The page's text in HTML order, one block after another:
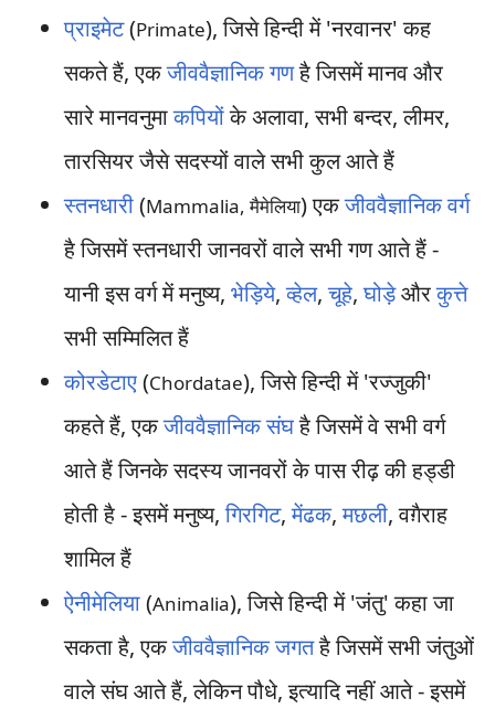
प्राइमेट(Primate), जिसे हिन्दी में 'नरवानर' कह
सकते हैं, एकजीववैज्ञानिक गणहै जिसमें मानव और
सारे मानवनुमाकपियोंके अलावा, सभी बन्दर, लीमर,
तारसियर जैसे सदस्यों वाले सभी कुल आते हैं
स्तनधारी(Mammalia, मैमेलिया) एकजीववैज्ञानिक वर्ग
है जिसमें स्तनधारी जानवरों वाले सभी गण आते हैं -
यानी इस वर्ग में मनुष्य, भेड़िये,व्हेल,चूहे,घोड़ेऔरकुत्ते
सभी सम्मिलित हैं
कोरडेटाए(Chordatae), जिसे हिन्दी में 'रज्जुकी'
कहते हैं, एकजीववैज्ञानिक संघहै जिसमें वे सभी वर्ग
आते हैं जिनके सदस्य जानवरों के पास रीढ़ की हड्डी
होती है - इसमें मनुष्य,गिरगिट,मेंढक,मछली, वग़ैराह
शामिल हैं
ऐनीमेलिया(Animalia), जिसे हिन्दी में 'जंतु' कहा जा
सकता है, एकजीववैज्ञानिक जगतहै जिसमें सभी जंतुओं
वाले संघ आते हैं, लेकिन पौधे, इत्यादि नहीं आते - इसमें